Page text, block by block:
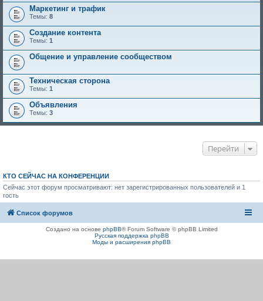
Маркетинг и трафик
Темы: 8
Создание контента
Темы: 1
Общение и управление сообществом
Техническая сторона
Темы: 1
Объявления
Темы: 3
Перейти
КТО СЕЙЧАС НА КОНФЕРЕНЦИИ
Сейчас этот форум просматривают: нет зарегистрированных пользователей и 1
гость
Список форумов
Создано на основе phpBB® Forum Software © phpBB Limited
Русская поддержка phpBB
Моды и расширения phpBB